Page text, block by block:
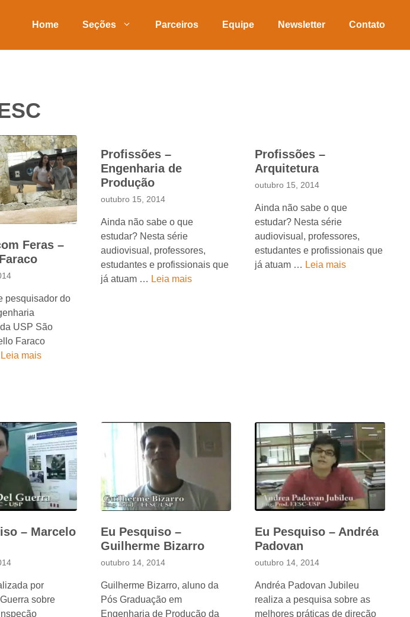
Home Seções Parceiros Equipe Newsletter Contato
Feras –
pesquisador do
USP São
Faraco
Leia mais
Profissões –
Engenharia de
Produção
outubro 15, 2014
Ainda não sabe o que
estudar? Nesta série
audiovisual, professores,
estudantes e profissionais que
já atuam … Leia mais
Profissões –
Arquitetura
outubro 15, 2014
Ainda não sabe o que
estudar? Nesta série
audiovisual, professores,
estudantes e profissionais que
já atuam … Leia mais
– Marcelo
por
sobre
Eu Pesquiso –
Guilherme Bizarro
outubro 14, 2014
Guilherme Bizarro, aluno da
Pós Graduação em
Engenharia de Produção da
Eu Pesquiso – Andréa
Padovan
outubro 14, 2014
Andréa Padovan Jubileu
realiza a pesquisa sobre as
melhores práticas de direção